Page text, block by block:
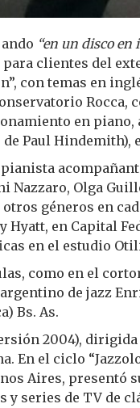
“en un disco en
para clientes del
con temas en
Rocca,
en
Paul Hindemith),
Nazzaro, Olga
géneros en
Hyatt, en Capital
en el estudio
como en el
de jazz
Bs. As.
2004),
En el ciclo
Aires, presentó
series de TV de